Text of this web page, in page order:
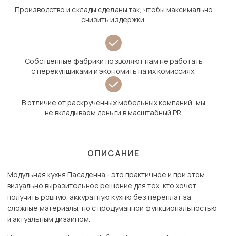
Производство и склады сделаны так, чтобы максимально
снизить издержки.
Собственные фабрики позволяют нам не работать
с перекупщиками и экономить на их комиссиях.
В отличие от раскрученных мебельных компаний, мы
не вкладываем деньги в масштабный PR.
ОПИСАНИЕ
Модульная кухня Пасаденна - это практичное и при этом
визуально выразительное решение для тех, кто хочет
получить ровную, аккуратную кухню без переплат за
сложные материалы, но с продуманной функциональностью
и актуальным дизайном.